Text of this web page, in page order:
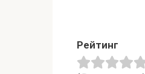
Рейтинг